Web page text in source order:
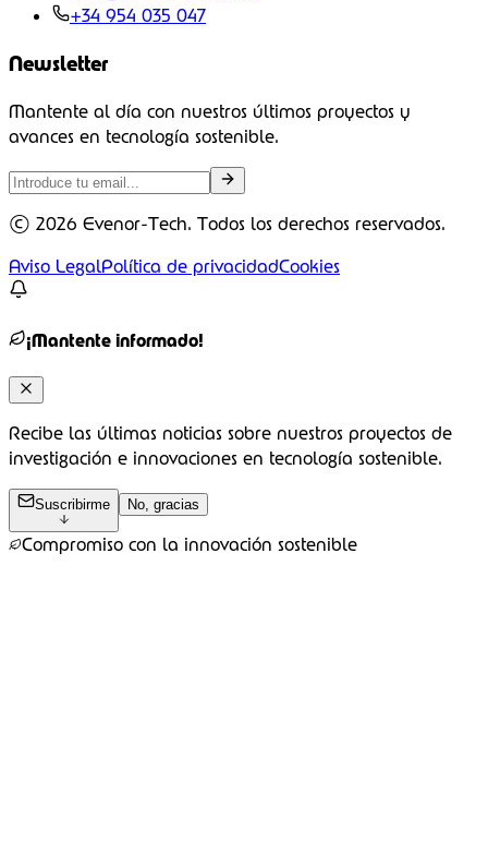
+34 954 035 047
Newsletter
Mantente al día con nuestros últimos proyectos y
avances en tecnología sostenible.
© 2026 Evenor-Tech. Todos los derechos reservados.
Aviso LegalPolítica de privacidadCookies
¡Mantente informado!
Recibe las últimas noticias sobre nuestros proyectos de
investigación e innovaciones en tecnología sostenible.
Suscribirme No, gracias
Compromiso con la innovación sostenible